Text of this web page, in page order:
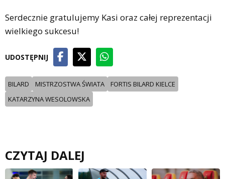
Serdecznie gratulujemy Kasi oraz całej reprezentacji
wielkiego sukcesu!
UDOSTĘPNIJ
BILARD MISTRZOSTWA ŚWIATA
FORTIS BILARD KIELCE
KATARZYNA WESOLOWSKA
CZYTAJ DALEJ